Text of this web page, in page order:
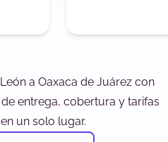
a Oaxaca de Juárez con
entrega, cobertura y tarifas
un solo lugar.